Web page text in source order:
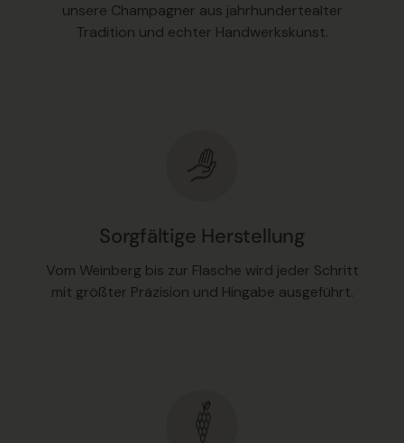
unsere Champagner aus jahrhundertealter
Tradition und echter Handwerkskunst.
Sorgfältige Herstellung
Vom Weinberg bis zur Flasche wird jeder Schritt
mit größter Präzision und Hingabe ausgeführt.